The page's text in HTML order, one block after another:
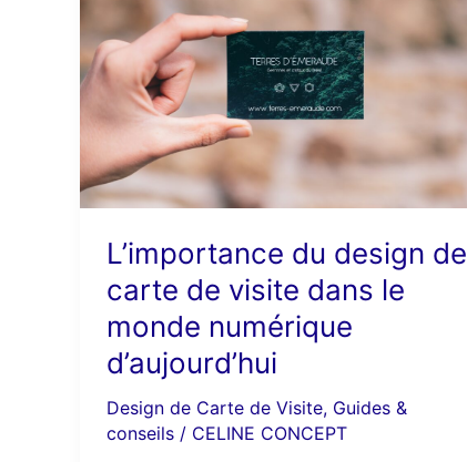
L’importance du design de
carte de visite dans le
monde numérique
d’aujourd’hui
Design de Carte de Visite, Guides &
conseils / CELINE CONCEPT
de
carte
de
visite
dans
le
monde
d’aujourd’hui